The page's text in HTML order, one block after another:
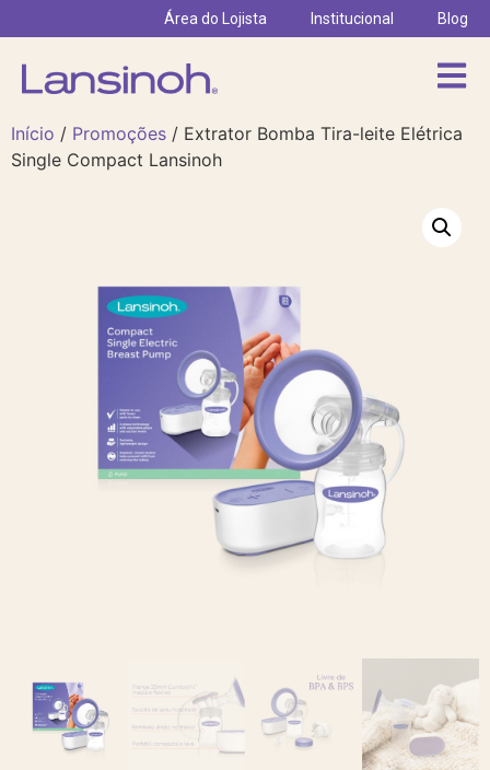
Área do Lojista Institucional Blog
Início / Promoções / Extrator Bomba Tira-leite Elétrica
Single Compact Lansinoh